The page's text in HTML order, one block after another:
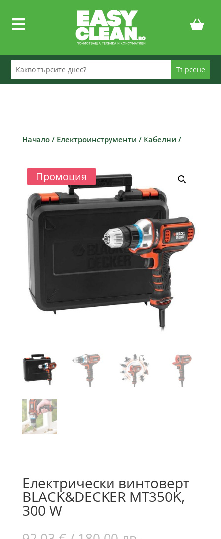

Начало/ Електроинструменти / Кабелни /
Промоция
Електрически винтоверт
BLACK&DECKER MT350K,
300 W